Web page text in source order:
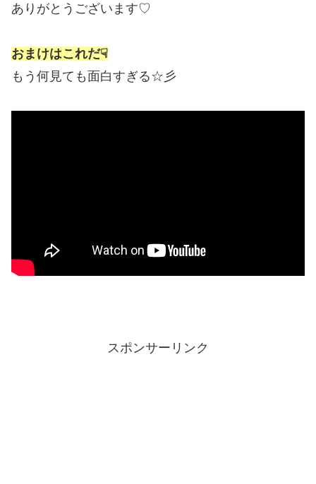
ありがとうございます♡
おまけはこれだ☟
もう何見ても面白すぎる☆彡
スポンサーリンク